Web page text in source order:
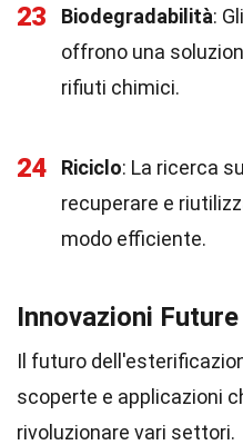
23 Biodegradabilità:
offrono una
rifiuti chimici.
24 Riciclo: La ricerca
recuperare e
modo efficiente.
Innovazioni Future
Il futuro
scoperte e applicazioni
rivoluzionare vari settori.